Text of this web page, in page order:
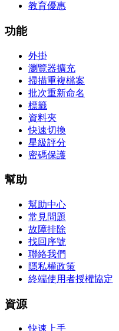
教育優惠
功能
外掛
瀏覽器擴充
掃描重複檔案
批次重新命名
標籤
資料夾
快速切換
星級評分
密碼保護
幫助
幫助中心
常見問題
故障排除
找回序號
聯絡我們
隱私權政策
終端使用者授權協定
資源
快速上手